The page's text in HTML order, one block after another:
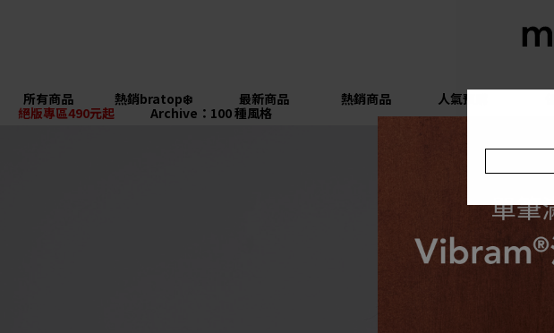
所有商品 熱銷bratop❄️ 最新商品 熱銷商品 人氣預購
絕版專區490元起
Archive：100 種風格